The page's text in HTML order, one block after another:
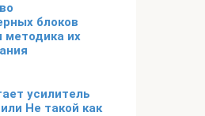
блоков
методика их
усилитель
Не такой как